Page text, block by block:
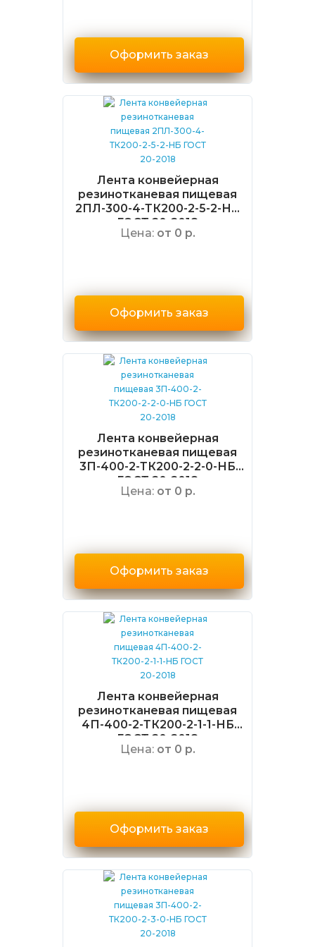
Оформить заказ
Лента конвейерная
резинотканевая пищевая
2ПЛ-300-4-ТК200-2-5-2-НБ
ГОСТ 20-2018
Цена: от 0 р.
Оформить заказ
Лента конвейерная
резинотканевая пищевая
3П-400-2-ТК200-2-2-0-НБ
ГОСТ 20-2018
Цена: от 0 р.
Оформить заказ
Лента конвейерная
резинотканевая пищевая
4П-400-2-ТК200-2-1-1-НБ
ГОСТ 20-2018
Цена: от 0 р.
Оформить заказ